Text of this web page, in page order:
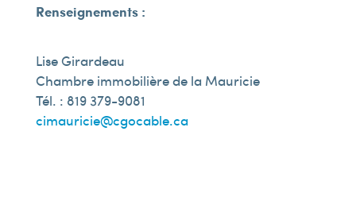
Renseignements :
Lise Girardeau
Chambre immobilière de la Mauricie
Tél. : 819 379-9081
cimauricie@cgocable.ca